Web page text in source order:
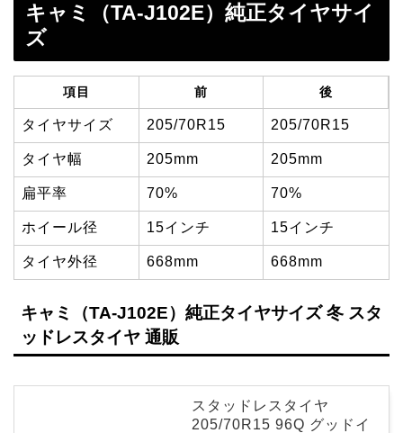
キャミ（TA-J102E）純正タイヤサイ
ズ
項目 前 後
タイヤサイズ 205/70R15 205/70R15
タイヤ幅 205mm 205mm
扁平率 70% 70%
ホイール径 15インチ 15インチ
タイヤ外径 668mm 668mm
キャミ（TA-J102E）純正タイヤサイズ 冬 スタ
ッドレスタイヤ 通販
スタッドレスタイヤ
205/70R15 96Q グッドイ